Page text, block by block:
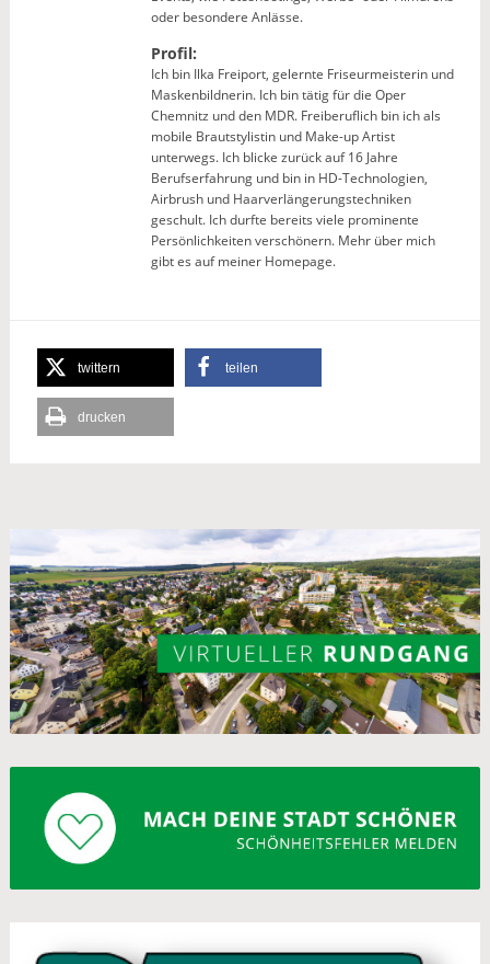
oder besondere Anlässe.
Profil:
Ich bin Ilka Freiport, gelernte Friseurmeisterin und
Maskenbildnerin. Ich bin tätig für die Oper
Chemnitz und den MDR. Freiberuflich bin ich als
mobile Brautstylistin und Make-up Artist
unterwegs. Ich blicke zurück auf 16 Jahre
Berufserfahrung und bin in HD-Technologien,
Airbrush und Haarverlängerungstechniken
geschult. Ich durfte bereits viele prominente
Persönlichkeiten verschönern. Mehr über mich
gibt es auf meiner Homepage.
twittern teilen
drucken